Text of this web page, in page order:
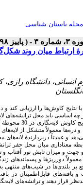
مجله باستان شناسی
۳ - ( پاییز ۱۳۹۸ )
ارتباط میان روند
نتایج کاوش‌ها را ارزیابی
اساسی باید محل ترانشه‌های
همچون موقعیت و
معمولاً متشکل از
عمدتاً دربردارندۀ
معناداری میان محل حفر
جهت و میزان تابش نور آفتاب
معمولاً دورریزها و
در شیب‌های منتهی به
یافته‌های قابل‌اطمینان در